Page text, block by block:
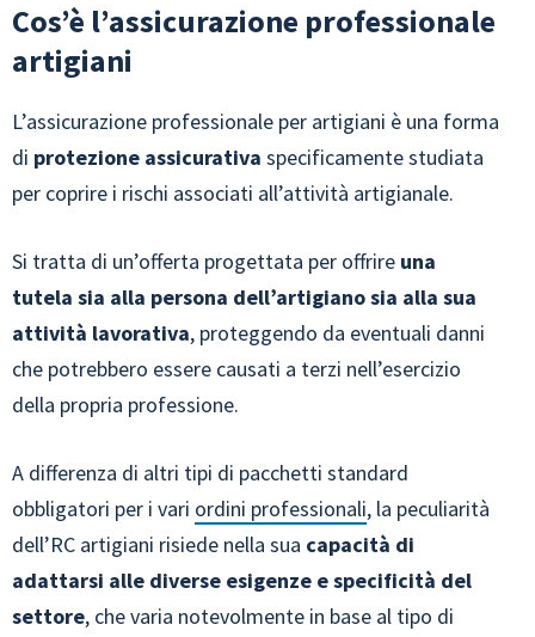
Cos’è l’assicurazione professionale
artigiani
L’assicurazione professionale per artigiani è una forma
di protezione assicurativa specificamente studiata
per coprire i rischi associati all’attività artigianale.
Si tratta di un’offerta progettata per offrire una
tutela sia alla persona dell’artigiano sia alla sua
attività lavorativa, proteggendo da eventuali danni
che potrebbero essere causati a terzi nell’esercizio
della propria professione.
A differenza di altri tipi di pacchetti standard
obbligatori per i vari ordini professionali, la peculiarità
dell’RC artigiani risiede nella sua capacità di
adattarsi alle diverse esigenze e specificità del
settore, che varia notevolmente in base al tipo di